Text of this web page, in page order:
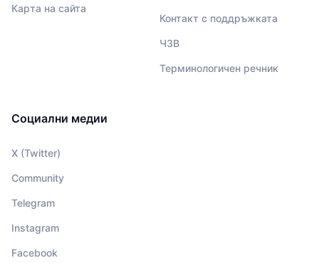
Карта на сайта
Контакт с поддръжката
ЧЗВ
Терминологичен речник
Социални медии
X (Twitter)
Community
Telegram
Instagram
Facebook